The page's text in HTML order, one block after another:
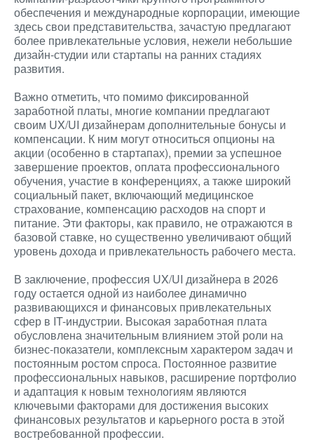
обеспечения и международные корпорации, имеющие
здесь свои представительства, зачастую предлагают
более привлекательные условия, нежели небольшие
дизайн-студии или стартапы на ранних стадиях
развития.
Важно отметить, что помимо фиксированной
заработной платы, многие компании предлагают
своим UX/UI дизайнерам дополнительные бонусы и
компенсации. К ним могут относиться опционы на
акции (особенно в стартапах), премии за успешное
завершение проектов, оплата профессионального
обучения, участие в конференциях, а также широкий
социальный пакет, включающий медицинское
страхование, компенсацию расходов на спорт и
питание. Эти факторы, как правило, не отражаются в
базовой ставке, но существенно увеличивают общий
уровень дохода и привлекательность рабочего места.
В заключение, профессия UX/UI дизайнера в 2026
году остается одной из наиболее динамично
развивающихся и финансовых привлекательных
сфер в IT-индустрии. Высокая заработная плата
обусловлена значительным влиянием этой роли на
бизнес-показатели, комплексным характером задач и
постоянным ростом спроса. Постоянное развитие
профессиональных навыков, расширение портфолио
и адаптация к новым технологиям являются
ключевыми факторами для достижения высоких
финансовых результатов и карьерного роста в этой
востребованной профессии.